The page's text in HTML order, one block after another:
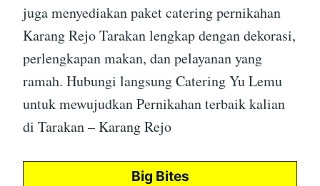
juga menyediakan paket catering pernikahan
Karang Rejo Tarakan lengkap dengan dekorasi,
perlengkapan makan, dan pelayanan yang
ramah. Hubungi langsung Catering Yu Lemu
untuk mewujudkan Pernikahan terbaik kalian
di Tarakan – Karang Rejo
Big Bites